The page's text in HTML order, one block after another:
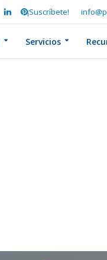
¡Suscríbete!
Servicios